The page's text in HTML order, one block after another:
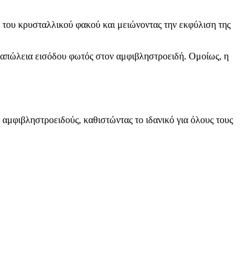
κρυσταλλικού φακού και μειώνοντας την εκφύλιση της
εισόδου φωτός στον αμφιβληστροειδή. Ομοίως, η
καθιστώντας το ιδανικό για όλους τους